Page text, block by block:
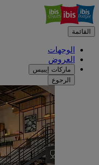
القائمة
الوجهات
العروض
ماركات إيبيس
الرجوع